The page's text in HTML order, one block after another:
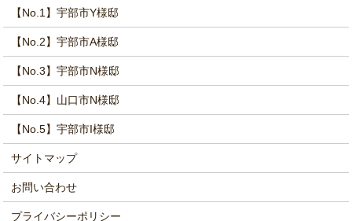
【No.1】宇部市Y様邸
【No.2】宇部市A様邸
【No.3】宇部市N様邸
【No.4】山口市N様邸
【No.5】宇部市I様邸
サイトマップ
お問い合わせ
プライバシーポリシー